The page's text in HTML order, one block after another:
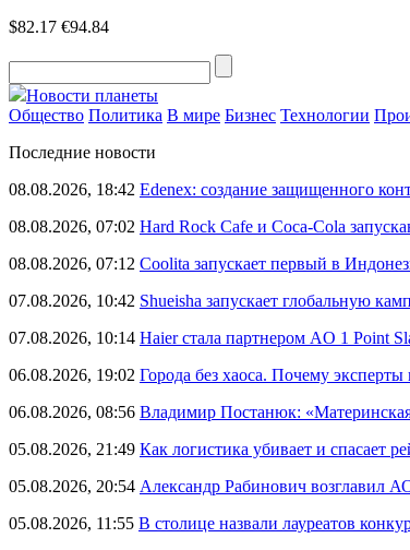
$82.17 €94.84
Новости планеты
Общество Политика В мире Бизнес Технологии
Последние новости
08.08.2026, 18:42 Edenex: создание защищенного
08.08.2026, 07:02 Hard Rock Cafe и Coca-Cola
08.08.2026, 07:12 Coolita запускает первый в
07.08.2026, 10:42 Shueisha запускает глобальную
07.08.2026, 10:14 Haier стала партнером AO 1 Point
06.08.2026, 19:02 Города без хаоса. Почему эксперты
06.08.2026, 08:56 Владимир Постанюк:
05.08.2026, 21:49 Как логистика убивает и спасает
05.08.2026, 20:54 Александр Рабинович возглавил
05.08.2026, 11:55 В столице назвали лауреатов